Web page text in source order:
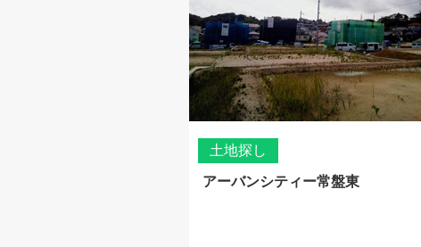
土地探し
アーバンシティー常盤東